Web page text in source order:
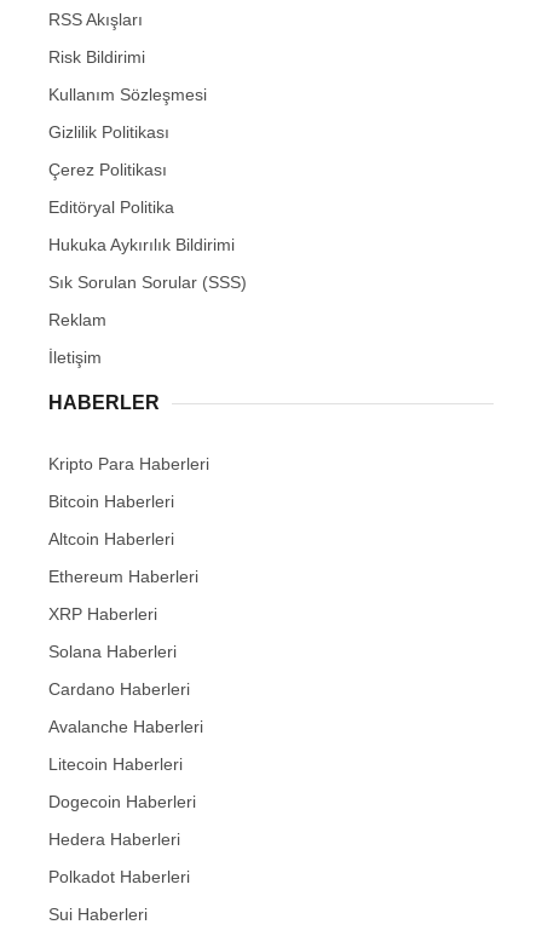
RSS Akışları
Risk Bildirimi
Kullanım Sözleşmesi
Gizlilik Politikası
Çerez Politikası
Editöryal Politika
Hukuka Aykırılık Bildirimi
Sık Sorulan Sorular (SSS)
Reklam
İletişim
HABERLER
Kripto Para Haberleri
Bitcoin Haberleri
Altcoin Haberleri
Ethereum Haberleri
XRP Haberleri
Solana Haberleri
Cardano Haberleri
Avalanche Haberleri
Litecoin Haberleri
Dogecoin Haberleri
Hedera Haberleri
Polkadot Haberleri
Sui Haberleri